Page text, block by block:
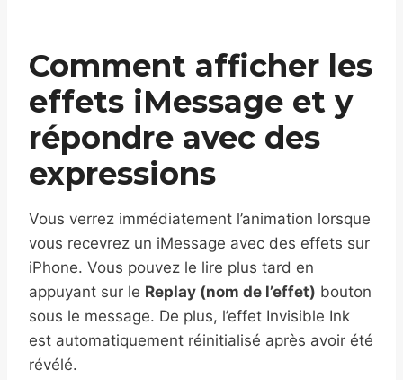
Comment afficher les
effets iMessage et y
répondre avec des
expressions
Vous verrez immédiatement l’animation lorsque
vous recevrez un iMessage avec des effets sur
iPhone. Vous pouvez le lire plus tard en
appuyant sur le Replay (nom de l’effet) bouton
sous le message. De plus, l’effet Invisible Ink
est automatiquement réinitialisé après avoir été
révélé.